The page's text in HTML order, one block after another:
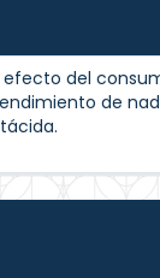
efecto del
de